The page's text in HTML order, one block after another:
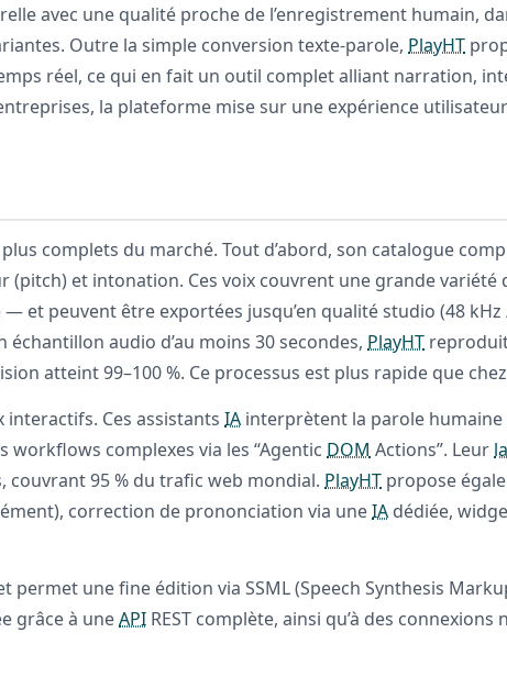
avec une qualité proche de l’enregistrement humain,
Outre la simple conversion texte-parole, PlayHT
réel, ce qui en fait un outil complet alliant narration,
la plateforme mise sur une expérience
complets du marché. Tout d’abord, son catalogue
(pitch) et intonation. Ces voix couvrent une grande
et peuvent être exportées jusqu’en qualité studio (48
audio d’au moins 30 secondes, PlayHT
atteint 99–100 %. Ce processus est plus rapide que
interactifs. Ces assistantsIA interprètent la parole
complexes via les “Agentic DOM Actions”. Leur
95 % du trafic web mondial. PlayHT propose
correction de prononciation via uneIA dédiée,
permet une fine édition via SSML (Speech Synthesis
grâce à uneAPI REST complète, ainsi qu’à des